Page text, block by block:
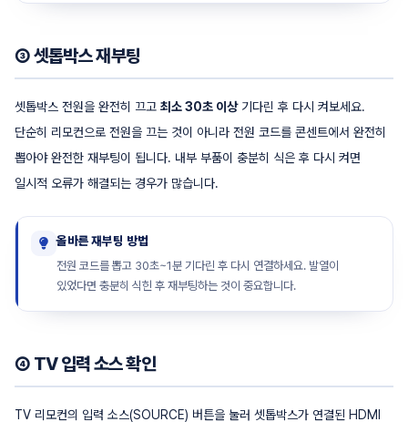
③ 셋톱박스 재부팅
셋톱박스 전원을 완전히 끄고 최소 30초 이상기다린 후 다시 켜보세요.
단순히 리모컨으로 전원을 끄는 것이 아니라 전원 코드를 콘센트에서 완전히
뽑아야 완전한 재부팅이 됩니다. 내부 부품이 충분히 식은 후 다시 켜면
일시적 오류가 해결되는 경우가 많습니다.
올바른 재부팅 방법
전원 코드를 뽑고 30초~1분 기다린 후 다시 연결하세요. 발열이
있었다면 충분히 식힌 후 재부팅하는 것이 중요합니다.
④ TV 입력 소스 확인
TV 리모컨의 입력 소스(SOURCE) 버튼을 눌러 셋톱박스가 연결된 HDMI